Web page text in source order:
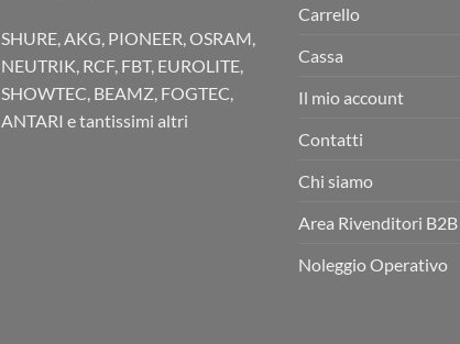
SHURE, AKG, PIONEER, OSRAM,
NEUTRIK, RCF, FBT, EUROLITE,
SHOWTEC, BEAMZ, FOGTEC,
ANTARI e tantissimi altri
Carrello
Cassa
Il mio account
Contatti
Chi siamo
Area Rivenditori B2B
Noleggio Operativo